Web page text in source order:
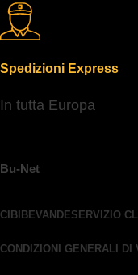
Spedizioni Express
In tutta Europa
Bu-Net
CIBI BEVANDESERVIZIO
CONDIZIONI GENERALI DI